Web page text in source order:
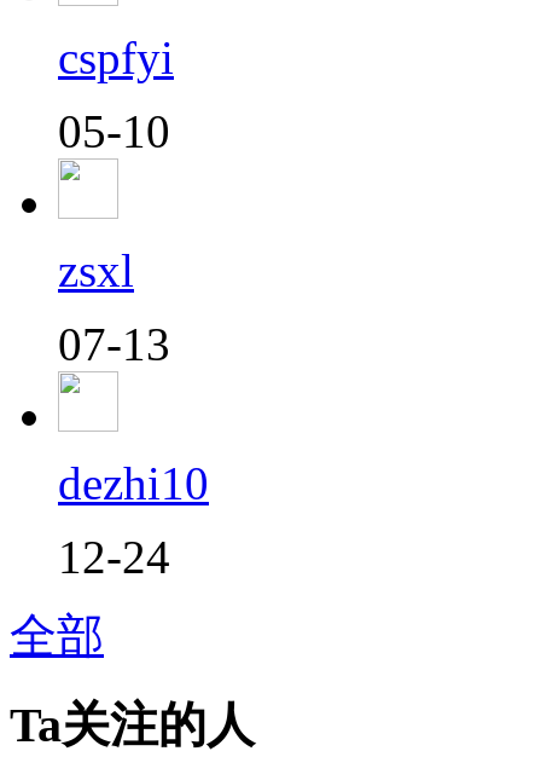
cspfyi
05-10
zsxl
07-13
dezhi10
12-24
全部
Ta关注的人